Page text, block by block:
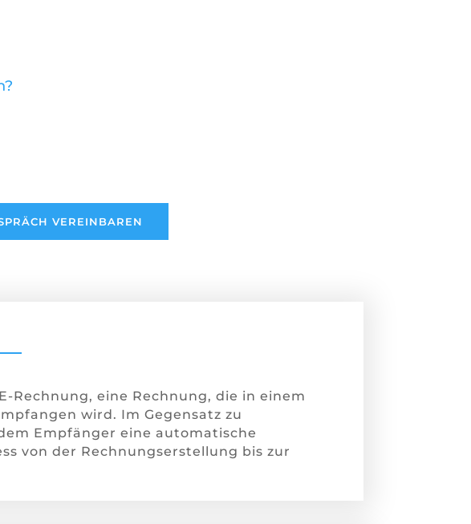
VEREINBAREN
Rechnung, eine Rechnung, die in einem
wird. Im Gegensatz zu
Empfänger eine automatische
von der Rechnungserstellung bis zur